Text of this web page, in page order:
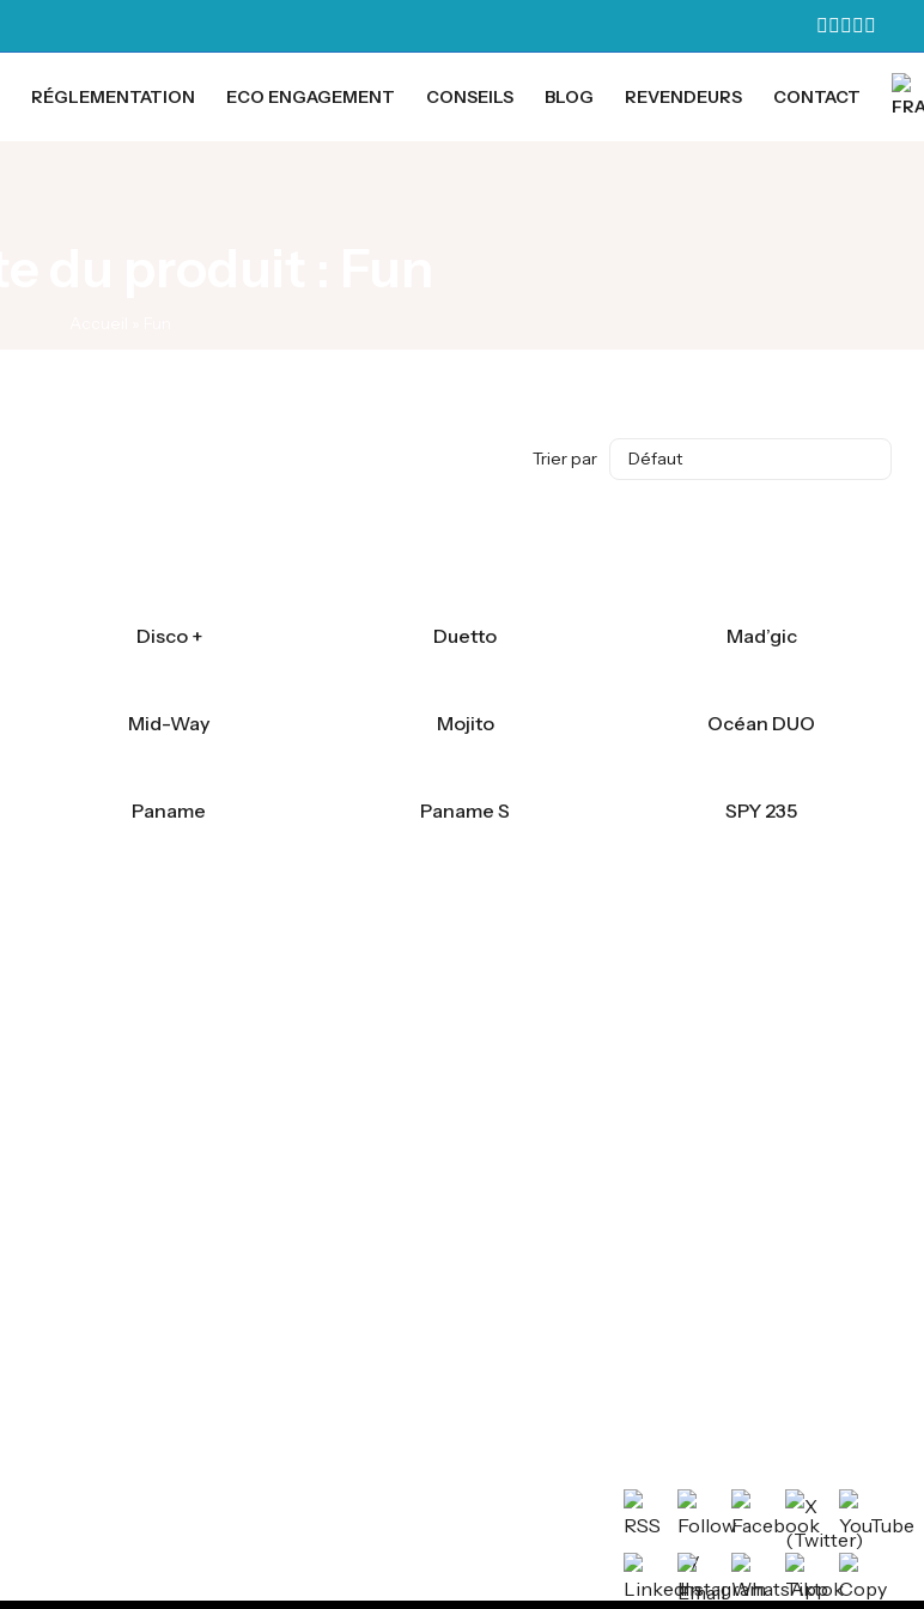
RÉGLEMENTATION ECO ENGAGEMENT CONSEILS BLOG REVENDEURS CONTACT
Trier par
Disco + Duetto Mad’gic
Mid-Way Mojito Océan DUO
Paname Paname S
SPY 235